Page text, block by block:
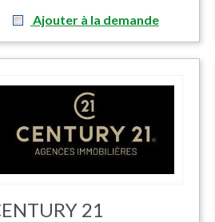
Ajouter à la demande
21